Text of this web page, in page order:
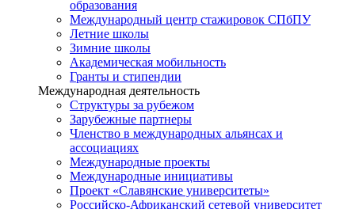
образования
Международный центр стажировок СПбПУ
Летние школы
Зимние школы
Академическая мобильность
Гранты и стипендии
Международная деятельность
Структуры за рубежом
Зарубежные партнеры
Членство в международных альянсах и
ассоциациях
Международные проекты
Международные инициативы
Проект «Славянские университеты»
Российско-Африканский сетевой университет